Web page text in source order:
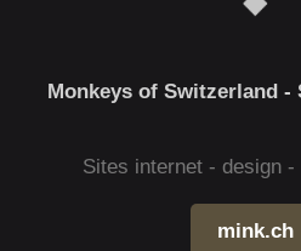
Monkeys of Switzerland -
Sites internet - design -
mink.ch